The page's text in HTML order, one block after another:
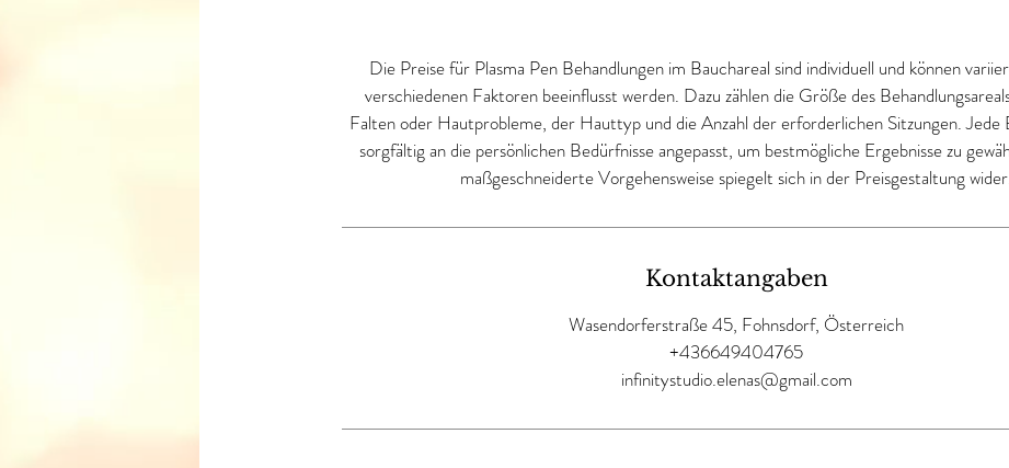
Die Preise für Plasma Pen Behandlungen im Bauchareal sind individuell und können
verschiedenen Faktoren beeinflusst werden. Dazu zählen die Größe des
Falten oder Hautprobleme, der Hauttyp und die Anzahl der erforderlichen Sitzungen. Jede
sorgfältig an die persönlichen Bedürfnisse angepasst, um bestmögliche Ergebnisse zu
Kontaktangaben
Wasendorferstraße 45, Fohnsdorf, Österreich
+436649404765
infinitystudio.elenas@gmail.com